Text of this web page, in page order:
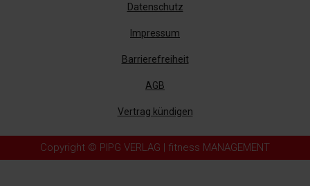
Datenschutz
Impressum
Barrierefreiheit
AGB
Vertrag kündigen
Copyright © PIPG VERLAG | fitness MANAGEMENT